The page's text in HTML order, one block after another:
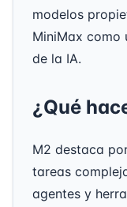
modelos
MiniMax como
de la IA.
¿Qué
M2 destaca
tareas
agentes y